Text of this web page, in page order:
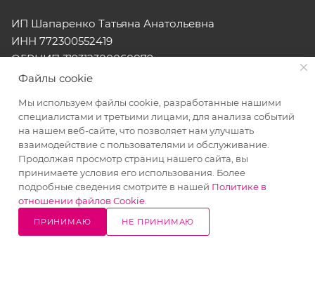
ИП Шапаренко Татьяна Анатольевна
ИНН 772300552419
ОГРНИП 319312300060879
Юр.адрес: 142033, РФ, Московская область, г.
площадка 1, строение 2 Б
2026 © Интернет-магазин ILbakery
Все права на материалы, находящиеся на сайте
www.ilbakery.ru, охраняются в соответствии с действующим
законодательством. При любом использовании материалов
сайта, гиперссылка (hyperlink) на www.ilbakery.ru
Файлы cookie
Мы используем файлы cookie, разработанные нашими
специалистами и третьими лицами, для анализа событий
на нашем веб-сайте, что позволяет нам улучшать
взаимодействие с пользователями и обслуживание.
Продолжая просмотр страниц нашего сайта, вы
принимаете условия его использования. Более
подробные сведения смотрите в нашей Политике в
отношении файлов Cookie
ПРИНИМАЮ НЕ ПРИНИМАЮ
10% СКИДКА
на все товары